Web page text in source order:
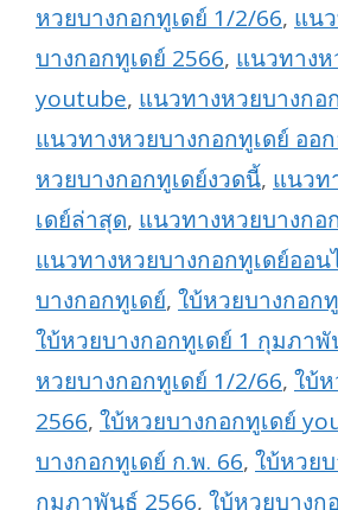
หวยบางกอกทูเดย์ 1/2/66, แน
บางกอกทูเดย์ 2566, แนวทางห
youtube, แนวทางหวยบางกอ
แนวทางหวยบางกอกทูเดย์ ออ
หวยบางกอกทูเดย์งวดนี้, แนวท
เดย์ล่าสุด, แนวทางหวยบางกอ
แนวทางหวยบางกอกทูเดย์ออ
บางกอกทูเดย์, ใบ้หวยบางกอก
ใบ้หวยบางกอกทูเดย์ 1 กุมภาพั
หวยบางกอกทูเดย์ 1/2/66, ใบ้
2566, ใบ้หวยบางกอกทูเดย์
บางกอกทูเดย์ ก.พ. 66, ใบ้หวย
กุมภาพันธ์ 2566, ใบ้หวยบางก